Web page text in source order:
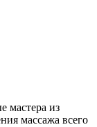
мастера из
массажа всего